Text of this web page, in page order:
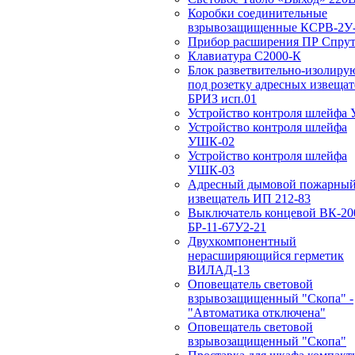
Коробки соединительные
взрывозащищенные КСРВ-
Прибор расширения ПР
Клавиатура С2000-К
Блок разветвительно-
под розетку адресных
БРИЗ исп.01
Устройство контроля
Устройство контроля шлейфа
УШК-02
Устройство контроля шлейфа
УШК-03
Адресный дымовой пожарный
извещатель ИП 212-83
Выключатель концевой ВК-
БР-11-67У2-21
Двухкомпонентный
нерасширяющийся герметик
ВИЛАД-13
Оповещатель световой
взрывозащищенный "Скопа" -
"Автоматика отключена"
Оповещатель световой
взрывозащищенный "Скопа"